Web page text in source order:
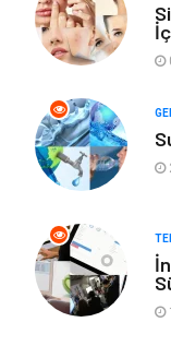
Keyif & Hobi
Müzik
Gayrimenkul
Finans& Ekonomi
Genel Kültür